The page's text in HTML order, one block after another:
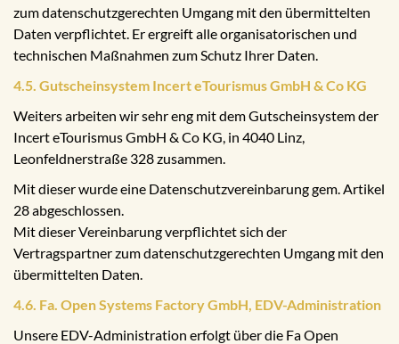
zum datenschutzgerechten Umgang mit den übermittelten
Daten verpflichtet. Er ergreift alle organisatorischen und
technischen Maßnahmen zum Schutz Ihrer Daten.
4.5. Gutscheinsystem Incert eTourismus GmbH & Co KG
Weiters arbeiten wir sehr eng mit dem Gutscheinsystem der
Incert eTourismus GmbH & Co KG, in 4040 Linz,
Leonfeldnerstraße 328 zusammen.
Mit dieser wurde eine Datenschutzvereinbarung gem. Artikel
28 abgeschlossen.
Mit dieser Vereinbarung verpflichtet sich der
Vertragspartner zum datenschutzgerechten Umgang mit den
übermittelten Daten.
4.6. Fa. Open Systems Factory GmbH, EDV-Administration
Unsere EDV-Administration erfolgt über die Fa Open